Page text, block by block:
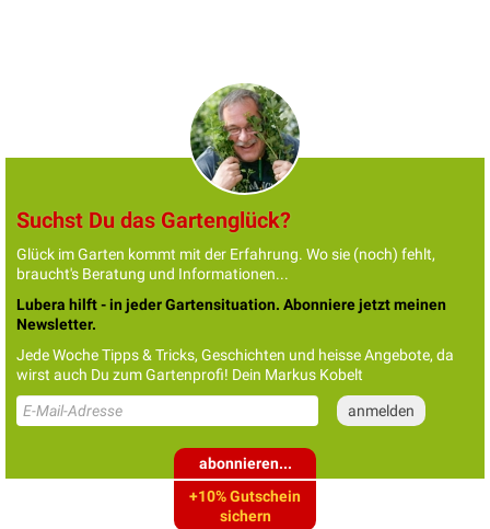
Suchst Du das Gartenglück?
Glück im Garten kommt mit der Erfahrung. Wo sie (noch) fehlt,
braucht's Beratung und Informationen...
Lubera hilft - in jeder Gartensituation. Abonniere jetzt meinen
Newsletter.
Jede Woche Tipps & Tricks, Geschichten und heisse Angebote, da
wirst auch Du zum Gartenprofi! Dein Markus Kobelt
abonnieren...
+10% Gutschein
sichern